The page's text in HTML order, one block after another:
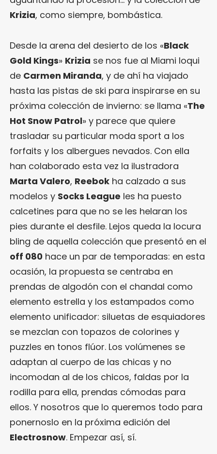
Krizia, como siempre, bombástica.
Desde la arena del desierto de los «Black
Gold Kings» Krizia se nos fue al Miami loqui
de Carmen Miranda, y de ahí ha viajado
hasta las pistas de ski para inspirarse en su
próxima colección de invierno: se llama «The
Hot Snow Patrol» y parece que quiere
trasladar su particular moda sport a los
forfaits y los albergues nevados. Con ella
han colaborado esta vez la ilustradora
Marta Valero, Reebok ha calzado a sus
modelos y Socks League les ha puesto
calcetines para que no se les helaran los
pies durante el desfile. Lejos queda la locura
bling de aquella colección que presentó en el
off 080 hace un par de temporadas: en esta
ocasión, la propuesta se centraba en
prendas de algodón con el chandal como
elemento estrella y los estampados como
elemento unificador: siluetas de esquiadores
se mezclan con topazos de colorines y
puzzles en tonos flúor. Los volúmenes se
adaptan al cuerpo de las chicas y no
incomodan al de los chicos, faldas por la
rodilla para ella, prendas cómodas para
ellos. Y nosotros que lo queremos todo para
ponernoslo en la próxima edición del
Electrosnow. Empezar así, sí.